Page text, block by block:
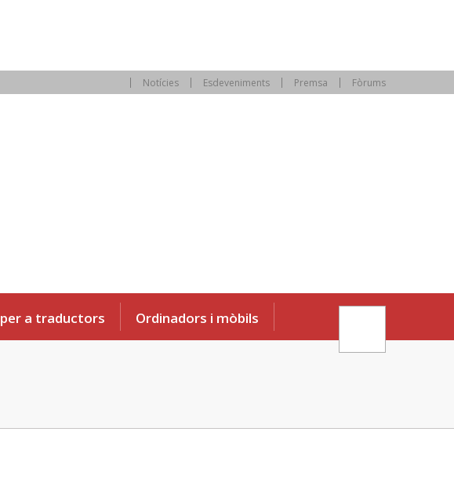
Notícies Esdeveniments Premsa Fòrums
a traductors Ordinadors i mòbils